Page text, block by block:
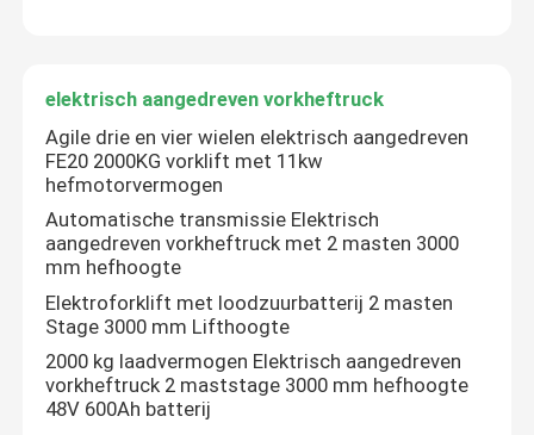
elektrisch aangedreven vorkheftruck
Telescopische Wiellader
Compacte telehandler
de lader van de steunbalkjonge os
elektrisch aangedreven vorkheftruck
Agile drie en vier wielen elektrisch aangedreven
FE20 2000KG vorklift met 11kw
hefmotorvermogen
Automatische transmissie Elektrisch
aangedreven vorkheftruck met 2 masten 3000
mm hefhoogte
Elektroforklift met loodzuurbatterij 2 masten
Stage 3000 mm Lifthoogte
2000 kg laadvermogen Elektrisch aangedreven
vorkheftruck 2 maststage 3000 mm hefhoogte
48V 600Ah batterij